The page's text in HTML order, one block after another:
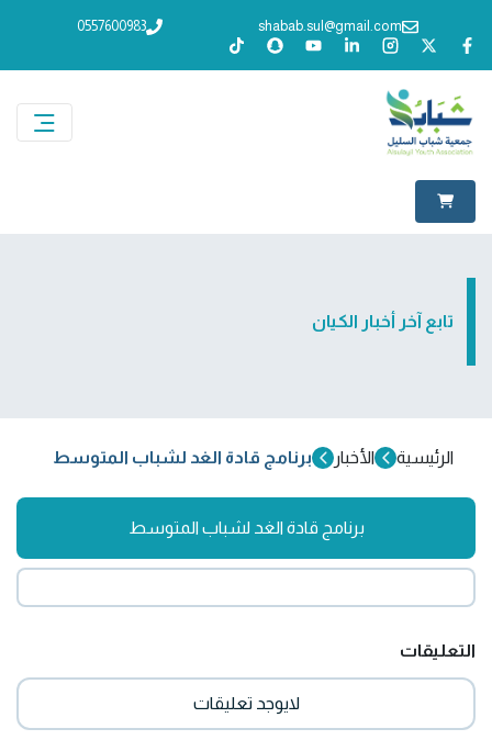
shabab.sul@gmail.com
0557600983
تابع آخر أخبار الكيان
الرئيسية الأخبار برنامج قادة الغد لشباب المتوسط
برنامج قادة الغد لشباب المتوسط
التعليقات
لايوجد تعليقات